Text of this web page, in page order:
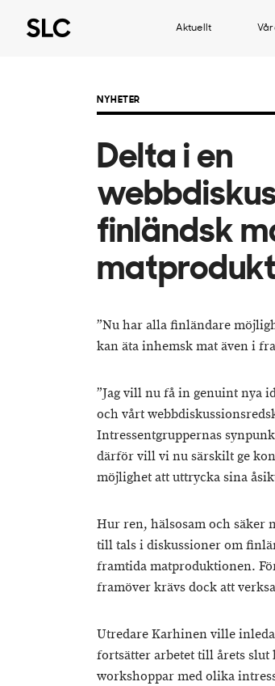
Aktuellt
NYHETER
Delta i en
finländsk
”Nu har alla finländare
kan äta inhemsk mat även i
”Jag vill nu få in genuint nya
och vårt
Intressentgruppernas
därför vill vi nu särskilt ge
möjlighet att uttrycka sina
Hur ren, hälsosam och säker
till tals i diskussioner om
framtida matproduktionen.
framöver krävs dock att
Utredare Karhinen ville
fortsätter arbetet till årets slut
workshoppar med olika